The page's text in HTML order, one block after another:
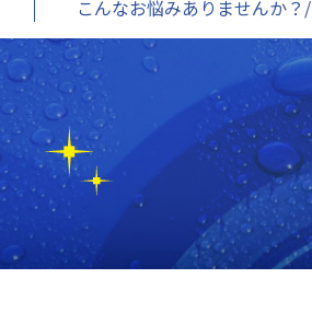
こんなお悩みありませんか？